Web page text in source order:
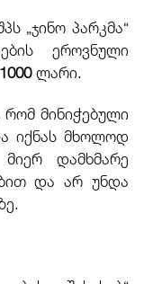
„ჯინო პარკმა“
ეროვნული
1000ლარი.
რომ მინიჭებული
იქნას მხოლოდ
დამხმარე
და არ უნდა